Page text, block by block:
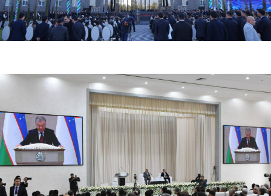
03.19.2024 5643